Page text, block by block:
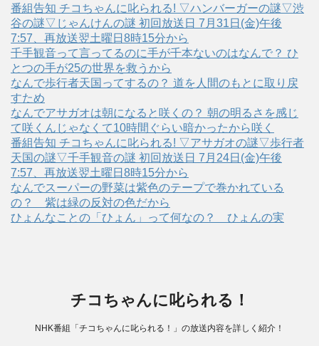
番組告知 チコちゃんに叱られる! ▽ハンバーガーの謎▽渋
谷の謎▽じゃんけんの謎 初回放送日 7月31日(金)午後
7:57、再放送翌土曜日8時15分から
千手観音って言ってるのに手が千本ないのはなんで？ ひ
とつの手が25の世界を救うから
なんで歩行者天国ってするの？ 道を人間のもとに取り戻
すため
なんでアサガオは朝になると咲くの？ 朝の明るさを感じ
て咲くんじゃなくて10時間ぐらい暗かったから咲く
番組告知 チコちゃんに叱られる! ▽アサガオの謎▽歩行者
天国の謎▽千手観音の謎 初回放送日 7月24日(金)午後
7:57、再放送翌土曜日8時15分から
なんでスーパーの野菜は紫色のテープで巻かれている
の？ 紫は緑の反対の色だから
ひょんなことの「ひょん」って何なの？ ひょんの実
チコちゃんに叱られる！
NHK番組「チコちゃんに叱られる！」の放送内容を詳しく紹介！